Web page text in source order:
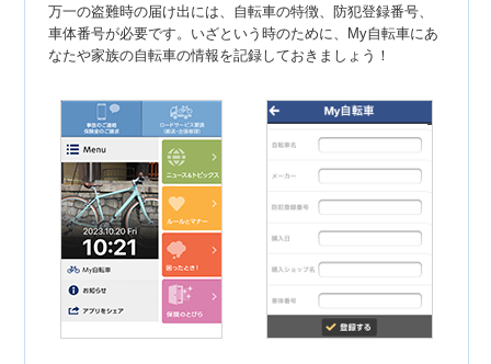
万一の盗難時の届け出には、自転車の特徴、防犯登録番号、
車体番号が必要です。いざという時のために、My自転車にあ
なたや家族の自転車の情報を記録しておきましょう！